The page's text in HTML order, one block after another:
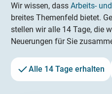
Wir wissen, dassArbeits-
breites Themenfeld bietet.
stellen wir alle 14 Tage, die
Neuerungen für Sie
Alle 14 Tage erhalten